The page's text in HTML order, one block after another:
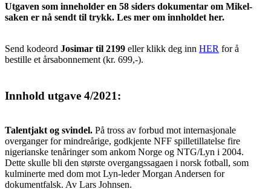
Utgaven som inneholder en 58 siders dokumentar om Mikel-
saken er nå sendt til trykk. Les mer om innholdet her.
Send kodeord Josimar til 2199 eller klikk deg inn HER for å
bestille et årsabonnement (kr. 699,-).
Innhold utgave 4/2021:
Talentjakt og svindel. På tross av forbud mot internasjonale
overganger for mindreårige, godkjente NFF spilletillatelse fire
nigerianske tenåringer som ankom Norge og NTG/Lyn i 2004.
Dette skulle bli den største overgangssagaen i norsk fotball, som
kulminerte med dom mot Lyn-leder Morgan Andersen for
dokumentfalsk. Av Lars Johnsen.